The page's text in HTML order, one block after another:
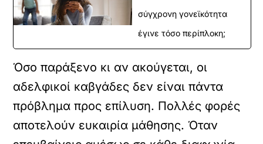
σύγχρονη γονεϊκότητα
έγινε τόσο περίπλοκη;
Όσο παράξενο κι αν ακούγεται, οι
αδελφικοί καβγάδες δεν είναι πάντα
πρόβλημα προς επίλυση. Πολλές φορές
αποτελούν ευκαιρία μάθησης. Όταν